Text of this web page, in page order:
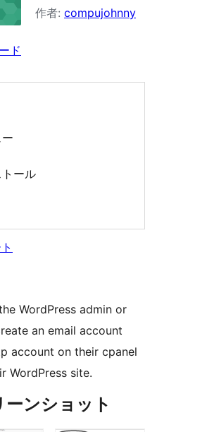
作者: compujohnny
ド
ール
WordPress admin or
an email account
account on their cpanel
WordPress site.
ーンショット